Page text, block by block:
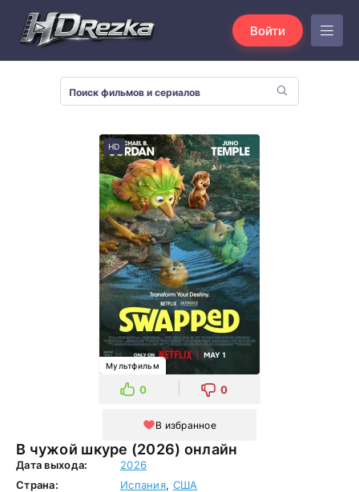
Войти
В чужой шкуре (2026) онлайн
HD
Мультфильм
0 0
В избранное
Дата выхода:
2026
Страна:
Испания, США